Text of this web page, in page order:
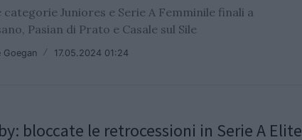
categorie Juniores e Serie A Femminile finali a
Pasian di Prato e Casale sul Sile
Goegan / 17.05.2024 01:24
bloccate le retrocessioni in Serie A Elite